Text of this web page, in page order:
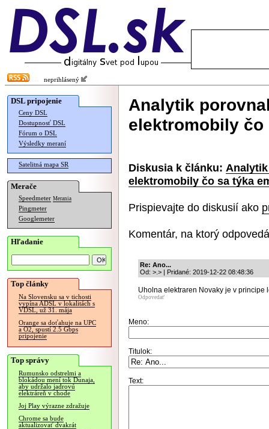
neprihlásený
DSL pripojenie
Ceny DSL
Dostupnosť DSL
Fórum o DSL
Výsledky meraní
Satelitná mapa SR
Merače
Speedmeter Merania
Pingmeter
Googlemeter
Hľadanie
Top články
Na Slovensku sa v tichosti
vypína ADSL v lokalitách s
VDSL, už 31. mája
Orange sa doťahuje na UPC
a O2, spustí 2.5 Gbps
pripojenie
Top správy
Rumunsko odstrelmi a
blokádou mení tok Dunaja,
aby udržalo jadrovú
elektráreň v chode
Joj Play výrazne zdražuje
Chrome sa bude
aktualizovať dvakrát
Analytik
elektromobily
Diskusia k článku:
elektromobily čo sa týka
Prispievajte do diskusií ako
Komentár, na ktorý
Re: Ano...
Od: >.> | Pridané: 2019-12-22 08:48:36
Uholna elektraren Novaky je v principe
Odpovedať
Meno:
Titulok:
Text: